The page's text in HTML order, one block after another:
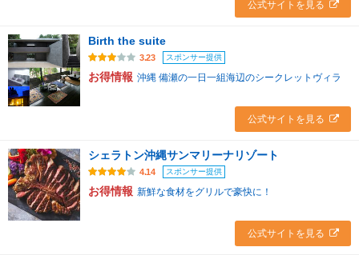
公式サイトを見る
Birth the suite
3.23 スポンサー提供
お得情報 沖縄 備瀬の一日一組海辺のシークレットヴィラ
公式サイトを見る
シェラトン沖縄サンマリーナリゾート
4.14 スポンサー提供
お得情報 新鮮な食材をグリルで豪快に！
公式サイトを見る